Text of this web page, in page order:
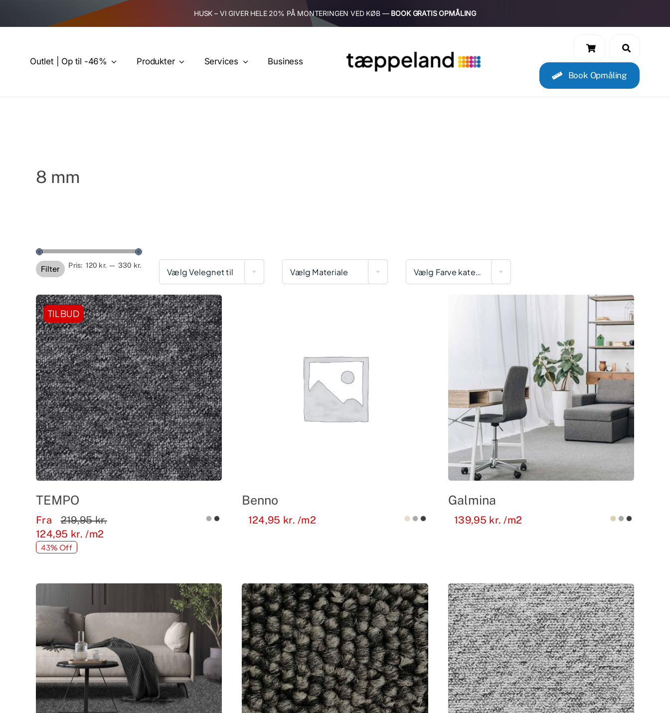
content
HUSK – VI GIVER HELE 20% PÅ MONTERINGEN VED KØB — BOOK GRATIS OPMÅLING
Outlet | Op til -46% Produkter Services
Business
Book Opmåling
8 mm
Mindste
Højeste
Filter Pris: 120 kr. — 330 kr.
Vælg Velegnet til Vælg Materiale Vælg Farve kategori
TILBUD
TEMPO
Fra 219,95kr.
124,95 kr. /m2
43% Off
Benno
124,95 kr. /m2
Galmina
139,95 kr. /m2